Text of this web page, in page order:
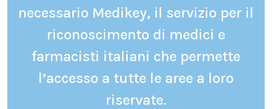
necessario Medikey, il servizio per il
riconoscimento di medici e
farmacisti italiani che permette
l’accesso a tutte le aree a loro
riservate.